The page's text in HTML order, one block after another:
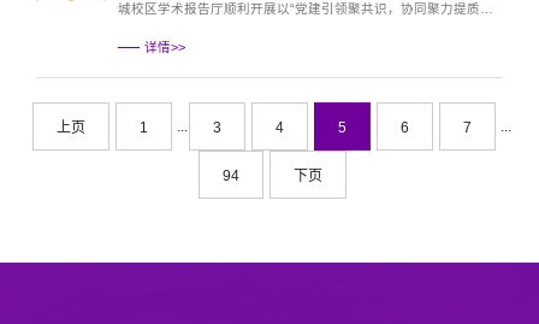
城校区学术报告厅顺利开展以“党建引领聚共识，协同聚力提质效”
克思主义公司老师李宏，文学与传媒公司老师李缨，beats365新闻
详情>>
上页 1 3 4 5 6 7
94 下页